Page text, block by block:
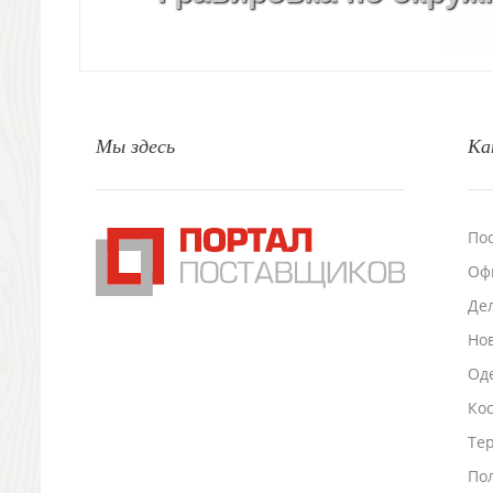
Природа и быт
Подставки для визиток записок телефонов
Промо
Антистрессы
Мы здесь